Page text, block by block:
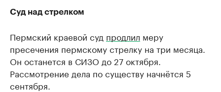
Суд над стрелком
Пермский краевой суд продлил меру
пресечения пермскому стрелку на три месяца.
Он останется в СИЗО до 27 октября.
Рассмотрение дела по существу начнётся 5
сентября.